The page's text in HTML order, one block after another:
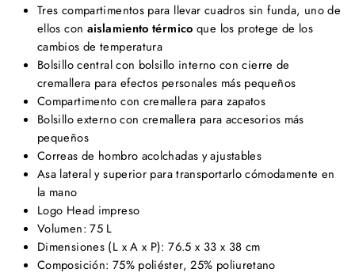
Tres compartimentos para llevar cuadros sin funda, uno de
ellos con aislamiento térmico que los protege de los
cambios de temperatura
Bolsillo central con bolsillo interno con cierre de
cremallera para efectos personales más pequeños
Compartimento con cremallera para zapatos
Bolsillo externo con cremallera para accesorios más
pequeños
Correas de hombro acolchadas y ajustables
Asa lateral y superior para transportarlo cómodamente en
la mano
Logo Head impreso
Volumen: 75 L
Dimensiones (L x A x P): 76.5 x 33 x 38 cm
Composición: 75% poliéster, 25% poliuretano